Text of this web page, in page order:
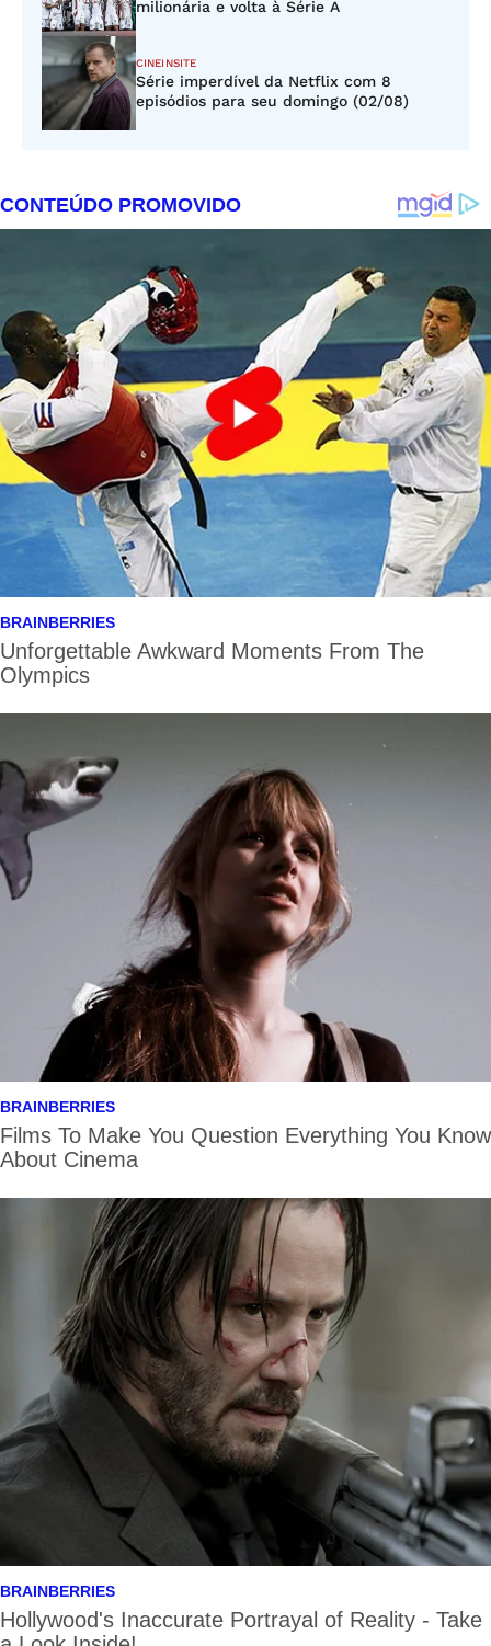
milionária e volta à Série A
CINEINSITE
Série imperdível da Netflix com 8
episódios para seu domingo (02/08)